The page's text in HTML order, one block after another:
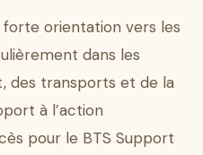
orientation vers les
dans les
des transports et de la
à l’action
pour le BTS Support